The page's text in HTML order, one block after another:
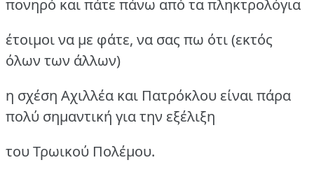
πονηρό και πάτε πάνω από τα πληκτρολόγια
έτοιμοι να με φάτε, να σας πω ότι (εκτός
όλων των άλλων)
η σχέση Αχιλλέα και Πατρόκλου είναι πάρα
πολύ σημαντική για την εξέλιξη
του Τρωικού Πολέμου.